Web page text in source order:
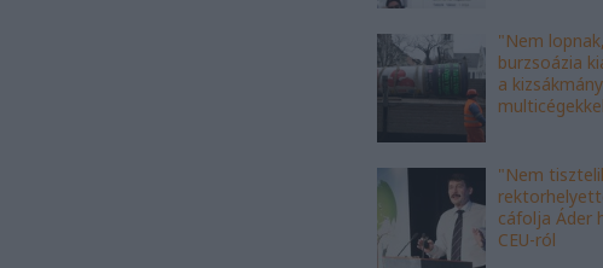
"Nem
burzsoázia
a
"Nem
cáfolja Áder
CEU-ról